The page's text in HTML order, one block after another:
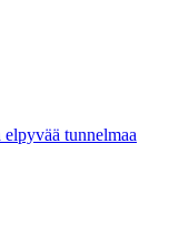
tunnelmaa